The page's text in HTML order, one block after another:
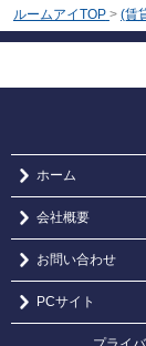
ルームアイTOP > (賃
ホーム
会社概要
お問い合わせ
PCサイト